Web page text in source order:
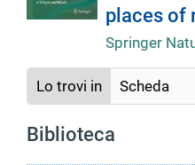
documento
places of
Springer
Lo trovi in Scheda
Biblioteca